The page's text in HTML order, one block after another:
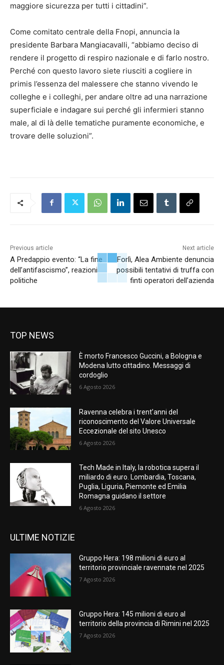
maggiore sicurezza per tutti i cittadini”.
Come comitato centrale della Fnopi, annuncia la
presidente Barbara Mangiacavalli, “abbiamo deciso di
rendere il progetto di respiro nazionale e di farlo nostro.
Perché con questo lavoro siete riusciti a cogliere in
primis l’essenza del malessere che stanno vivendo le
colleghe e i colleghi, per andare oltre ad una narrazione
superficiale e indagare sui perché gli infermieri stanno
male, al di là delle tematiche puramente economiche, e
trovare delle soluzioni”.
Previous article
A Predappio evento: “La fine
dell’antifascismo”, reazioni
politiche
Next article
Forlì, Alea Ambiente denuncia
possibili tentativi di truffa con
finti operatori dell’azienda
TOP NEWS
È morto Francesco Guccini, a Bologna e
Modena lutto cittadino. Messaggi di
cordoglio
6 Agosto 2026
Ravenna celebra i trent’anni del
riconoscimento del Valore Universale
Eccezionale del sito Unesco
6 Agosto 2026
Tech Made in Italy, la robotica supera il
miliardo di euro. Lombardia, Toscana,
Puglia, Liguria, Piemonte ed Emilia
Romagna guidano il settore
6 Agosto 2026
ULTIME NOTIZIE
Gruppo Hera: 198 milioni di euro al
territorio provinciale ravennate nel 2025
7 Agosto 2026
Gruppo Hera: 145 milioni di euro al
territorio della provincia di Rimini nel 2025
7 Agosto 2026